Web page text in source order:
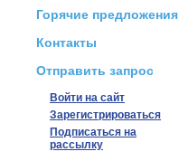
Горячие предложения
Контакты
Отправить запрос
Войти на сайт
Зарегистрироваться
Подписаться на
рассылку